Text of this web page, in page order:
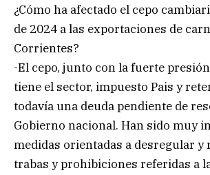
¿Cómo ha afectado el cepo
de 2024 a las exportaciones de
Corrientes?
-El cepo, junto con la fuerte
tiene el sector, impuesto Pais y
todavía una deuda pendiente de
Gobierno nacional. Han sido muy
medidas orientadas a desregular y
trabas y prohibiciones referidas a